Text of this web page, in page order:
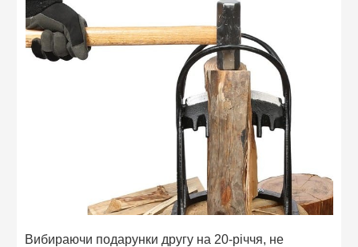
Вибираючи подарунки другу на 20-річчя, не